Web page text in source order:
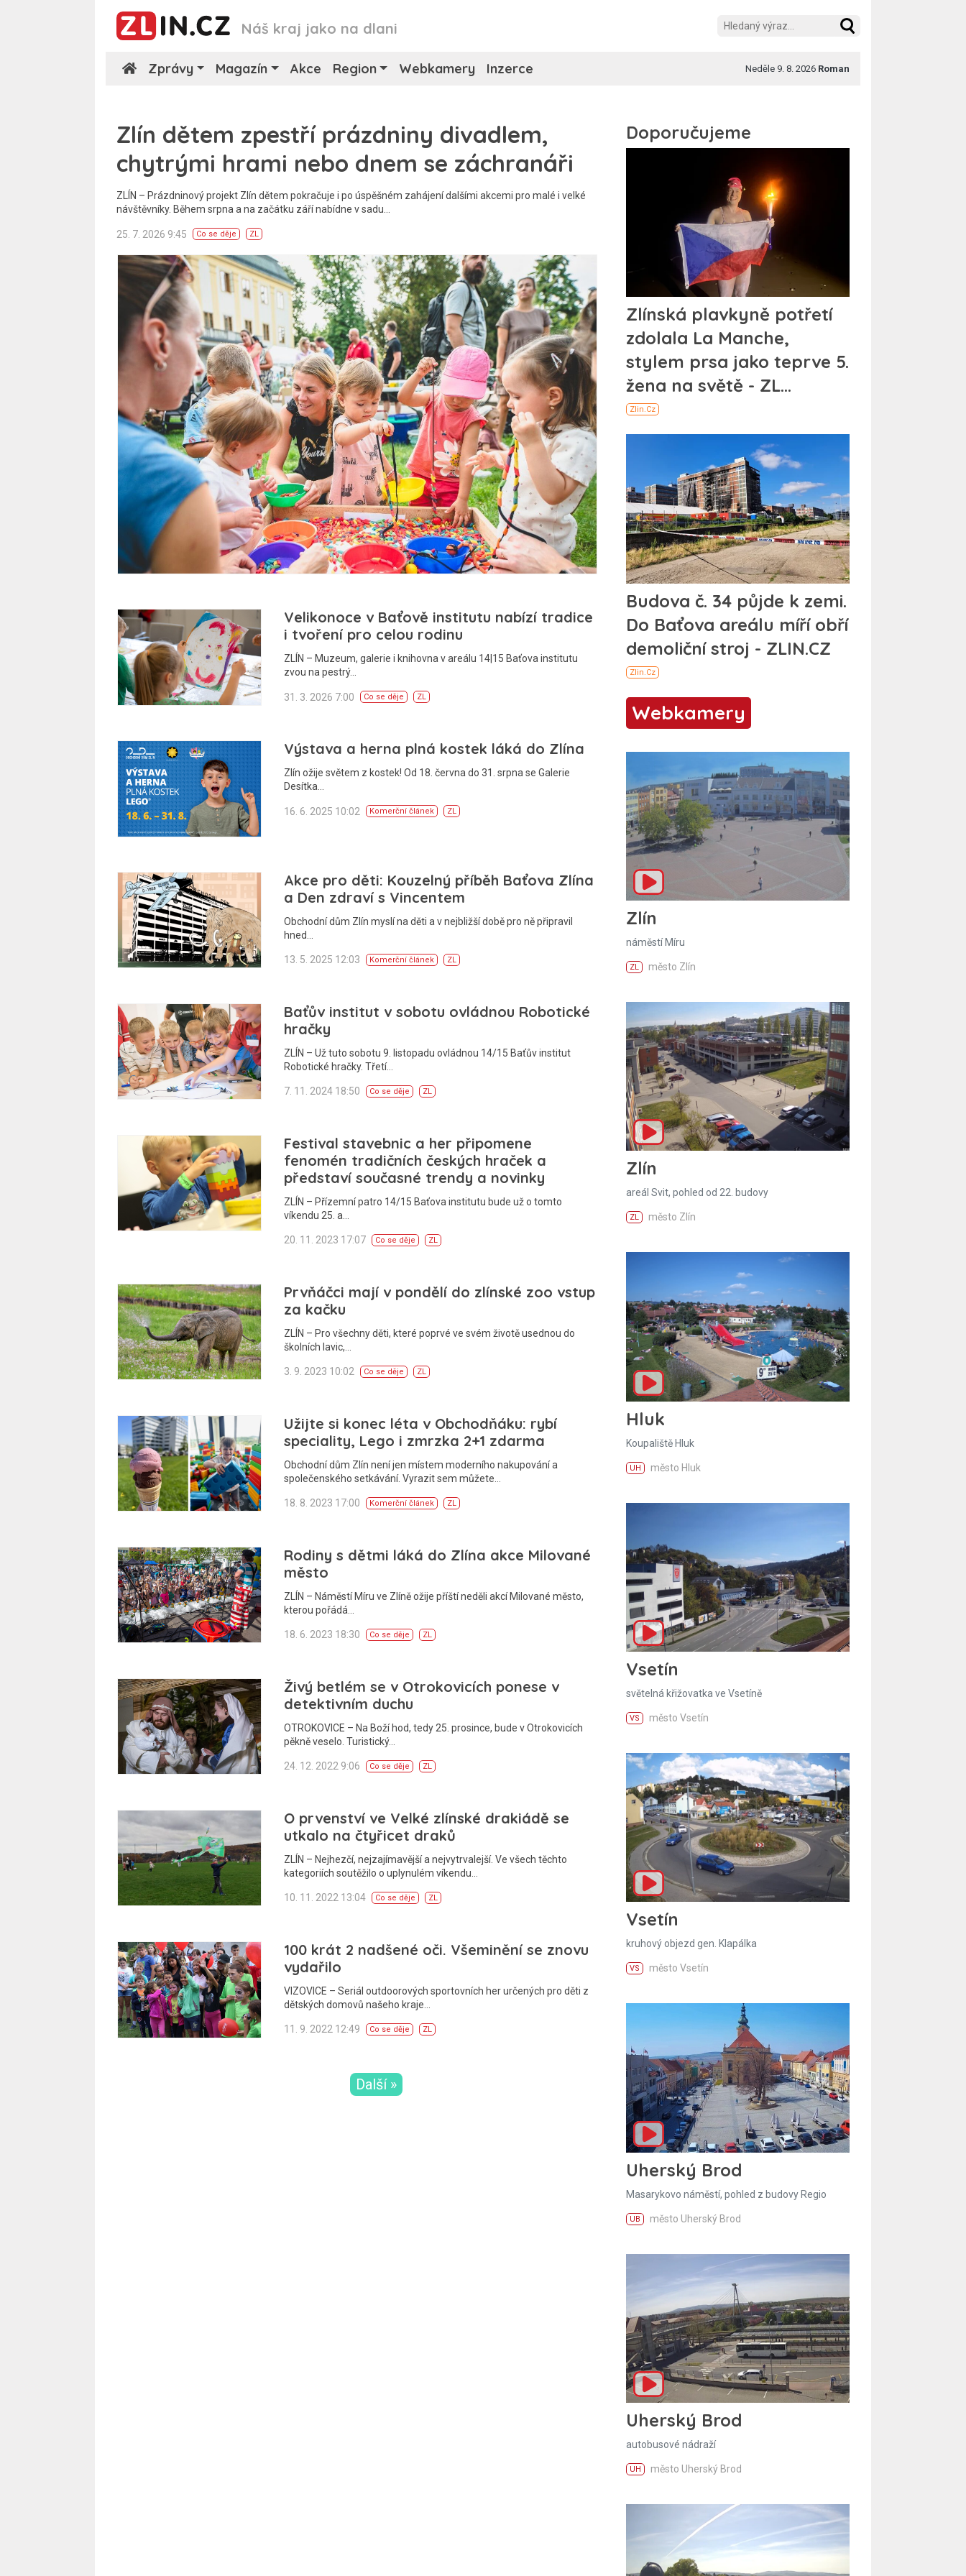
Náš kraj jako na dlani
Zprávy Magazín Akce Region Webkamery Inzerce Neděle 9. 8. 2026 Roman
Zlín dětem zpestří prázdniny divadlem,
chytrými hrami nebo dnem se záchranáři
ZLÍN – Prázdninový projekt Zlín dětem pokračuje i po úspěšném zahájení dalšími akcemi pro malé i velké
návštěvníky. Během srpna a na začátku září nabídne v sadu…
25. 7. 2026 9:45 Co se děje ZL
Velikonoce v Baťově institutu nabízí tradice
i tvoření pro celou rodinu
ZLÍN – Muzeum, galerie i knihovna v areálu 14|15 Baťova institutu
zvou na pestrý…
31. 3. 2026 7:00 Co se děje ZL
Výstava a herna plná kostek láká do Zlína
Zlín ožije světem z kostek! Od 18. června do 31. srpna se Galerie
Desítka…
16. 6. 2025 10:02 Komerční článek ZL
Akce pro děti: Kouzelný příběh Baťova Zlína
a Den zdraví s Vincentem
Obchodní dům Zlín myslí na děti a v nejbližší době pro ně připravil
hned…
13. 5. 2025 12:03 Komerční článek ZL
Baťův institut v sobotu ovládnou Robotické
hračky
ZLÍN – Už tuto sobotu 9. listopadu ovládnou 14/15 Baťův institut
Robotické hračky. Třetí…
7. 11. 2024 18:50 Co se děje ZL
Festival stavebnic a her připomene
fenomén tradičních českých hraček a
představí současné trendy a novinky
ZLÍN – Přízemní patro 14/15 Baťova institutu bude už o tomto
víkendu 25. a…
20. 11. 2023 17:07 Co se děje ZL
Prvňáčci mají v pondělí do zlínské zoo vstup
za kačku
ZLÍN – Pro všechny děti, které poprvé ve svém životě usednou do
školních lavic,…
3. 9. 2023 10:02 Co se děje ZL
Užijte si konec léta v Obchodňáku: rybí
speciality, Lego i zmrzka 2+1 zdarma
Obchodní dům Zlín není jen místem moderního nakupování a
společenského setkávání. Vyrazit sem můžete…
18. 8. 2023 17:00 Komerční článek ZL
Rodiny s dětmi láká do Zlína akce Milované
město
ZLÍN – Náměstí Míru ve Zlíně ožije příští neděli akcí Milované město,
kterou pořádá…
18. 6. 2023 18:30 Co se děje ZL
Živý betlém se v Otrokovicích ponese v
detektivním duchu
OTROKOVICE – Na Boží hod, tedy 25. prosince, bude v Otrokovicích
pěkně veselo. Turistický…
24. 12. 2022 9:06 Co se děje ZL
O prvenství ve Velké zlínské drakiádě se
utkalo na čtyřicet draků
ZLÍN – Nejhezčí, nejzajímavější a nejvytrvalejší. Ve všech těchto
kategoriích soutěžilo o uplynulém víkendu…
10. 11. 2022 13:04 Co se děje ZL
100 krát 2 nadšené oči. Všeminění se znovu
vydařilo
VIZOVICE – Seriál outdoorových sportovních her určených pro děti z
dětských domovů našeho kraje…
11. 9. 2022 12:49 Co se děje ZL
Další »
Webkamery
Zlín
náměstí Míru
ZL město Zlín
Zlín
areál Svit, pohled od 22. budovy
ZL město Zlín
Hluk
Koupaliště Hluk
UH město Hluk
Vsetín
světelná křižovatka ve Vsetíně
VS město Vsetín
Vsetín
kruhový objezd gen. Klapálka
VS město Vsetín
Uherský Brod
Masarykovo náměstí, pohled z budovy Regio
UB město Uherský Brod
Uherský Brod
autobusové nádraží
UH město Uherský Brod